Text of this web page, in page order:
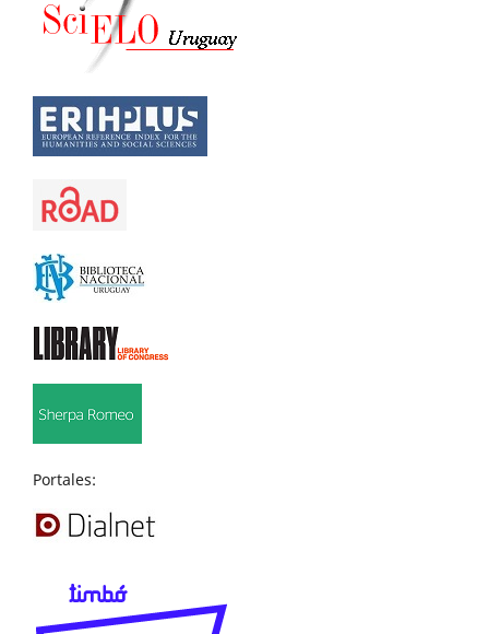
Portales: